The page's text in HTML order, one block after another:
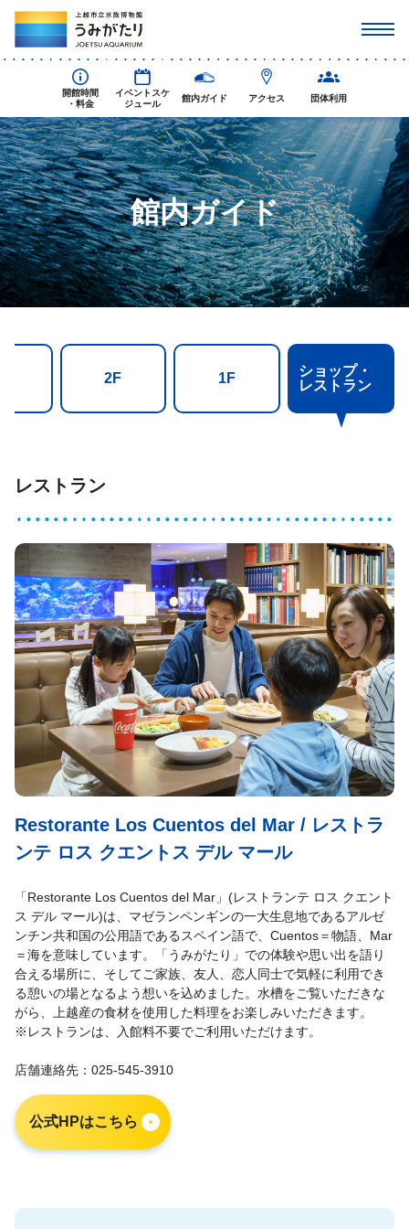
開館時間
・料金
イベントスケ
ジュール
館内ガイド アクセス 団体利用
館内ガイド
2F 1F
ショップ・
レストラン
レストラン
Restorante Los Cuentos del Mar / レストラ
ンテ ロス クエントス デル マール
「Restorante Los Cuentos del Mar」(レストランテ ロス クエント
ス デル マール)は、マゼランペンギンの一大生息地であるアルゼ
ンチン共和国の公用語であるスペイン語で、Cuentos＝物語、Mar
＝海を意味しています。「うみがたり」での体験や思い出を語り
合える場所に、そしてご家族、友人、恋人同士で気軽に利用でき
る憩いの場となるよう想いを込めました。水槽をご覧いただきな
がら、上越産の食材を使用した料理をお楽しみいただきます。
※レストランは、入館料不要でご利用いただけます。
店舗連絡先：025-545-3910
公式HPはこちら